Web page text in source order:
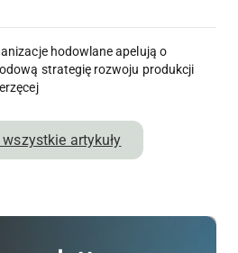
hodowlane apelują o
strategię rozwoju produkcji
artykuły